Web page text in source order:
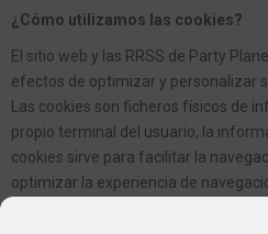
¿Cómo utilizamos las cookies?
El sitio web y las RRSS de Party
efectos de optimizar y personalizar
Las cookies son ficheros físicos de
propio terminal del usuario, la
cookies sirve para facilitar la
optimizar la experiencia de